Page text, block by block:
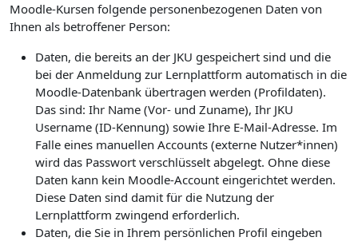
Moodle-Kursen folgende personenbezogenen Daten von
Ihnen als betroffener Person:
Daten, die bereits an der JKU gespeichert sind und die
bei der Anmeldung zur Lernplattform automatisch in die
Moodle-Datenbank übertragen werden (Profildaten).
Das sind: Ihr Name (Vor- und Zuname), Ihr JKU
Username (ID-Kennung) sowie Ihre E-Mail-Adresse. Im
Falle eines manuellen Accounts (externe Nutzer*innen)
wird das Passwort verschlüsselt abgelegt. Ohne diese
Daten kann kein Moodle-Account eingerichtet werden.
Diese Daten sind damit für die Nutzung der
Lernplattform zwingend erforderlich.
Daten, die Sie in Ihrem persönlichen Profil eingeben